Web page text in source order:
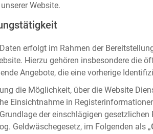
Website.
erfolgt im Rahmen der
Hierzu gehören insbesondere die
Angebote, die eine vorherige
die Möglichkeit, über die Website
Einsichtnahme in
der einschlägigen
Geldwäschegesetz, im Folgenden als „